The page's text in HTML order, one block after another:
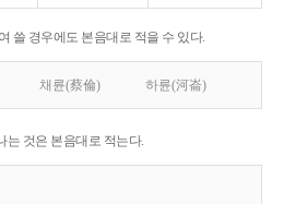
쓸 경우에도 본음대로 적을 수 있다.
채륜(蔡倫) 하륜(河崙)
는 것은 본음대로 적는다.